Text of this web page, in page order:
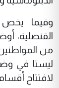
وفيما يخص
القنصلية،
من
ليستا في
لافتتاح